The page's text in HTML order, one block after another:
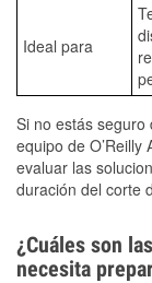
Ideal para
Si no estás
equipo de
evaluar las
duración del corte
¿Cuáles son
necesita